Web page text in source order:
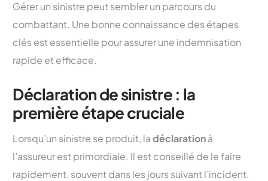
Gérer un sinistre peut sembler un parcours du
combattant. Une bonne connaissance des étapes
clés est essentielle pour assurer une indemnisation
rapide et efficace.
Déclaration de sinistre : la
première étape cruciale
Lorsqu’un sinistre se produit, ladéclarationà
l’assureur est primordiale. Il est conseillé de le faire
rapidement, souvent dans les jours suivant l’incident.